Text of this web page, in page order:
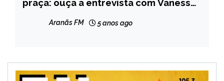
NOTÍCIAS
praça: ouça a entrevista com Vanessa
Aranãs FM 5 anos ago